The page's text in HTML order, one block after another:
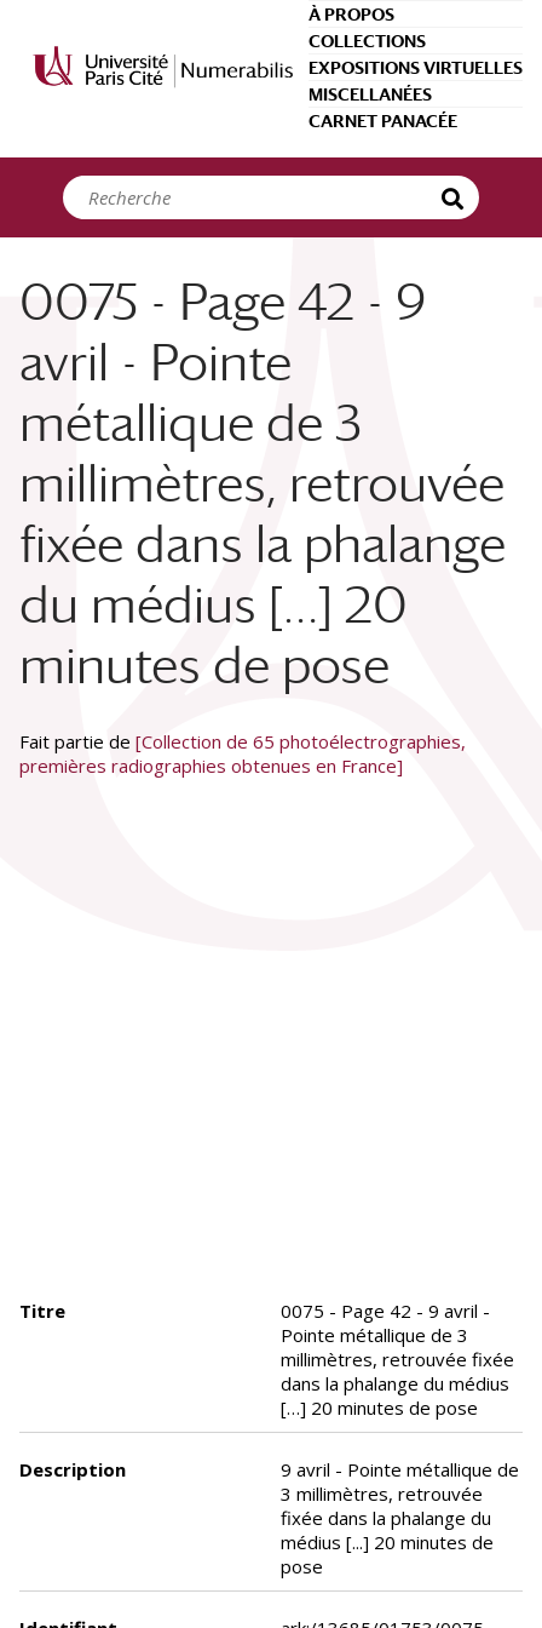
À PROPOS
COLLECTIONS
EXPOSITIONS VIRTUELLES
MISCELLANÉES
CARNET PANACÉE
0075 - Page 42 - 9
avril - Pointe
métallique de 3
millimètres, retrouvée
fixée dans la phalange
du médius […] 20
minutes de pose
Fait partie de [Collection de 65 photoélectrographies,
premières radiographies obtenues en France]
Titre
0075 - Page 42 - 9 avril -
Pointe métallique de 3
millimètres, retrouvée fixée
dans la phalange du médius
[…] 20 minutes de pose
Description
9 avril - Pointe métallique de
3 millimètres, retrouvée
fixée dans la phalange du
médius [...] 20 minutes de
pose